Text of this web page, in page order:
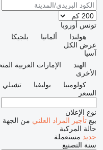
تونس أوروبا
هولندا
ألمانيا بلجيكا
عرض الكل
آسيا
الهند
الإمارات العربية
الأخرى
كولومبيا
بوليفيا
تشيلي
السعر
نوع الإعلان
بيع تأجير المزاد العلني من الجهة
حالة المركبة
جديد مستعملة
سنة التصنيع